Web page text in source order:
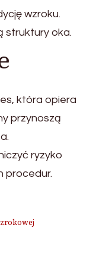
wzroku.
struktury oka.
która opiera
przynoszą
ryzyko
procedur.